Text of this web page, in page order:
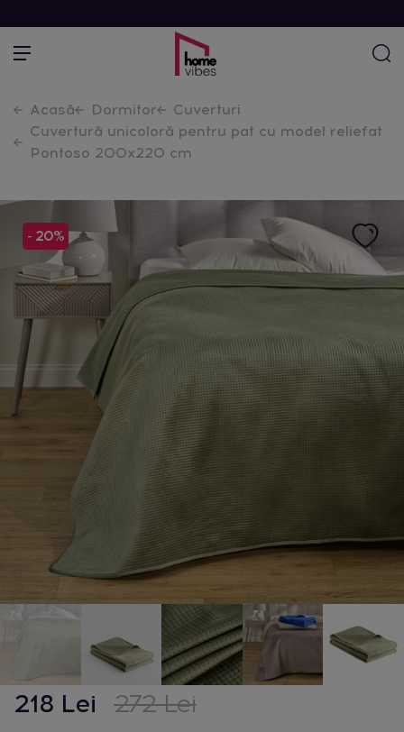
Acasă Dormitor
Cuverturi
Cuvertură unicoloră pentru pat cu model reliefat
Pontoso 200x220 cm
- 20%
218 Lei 272 Lei